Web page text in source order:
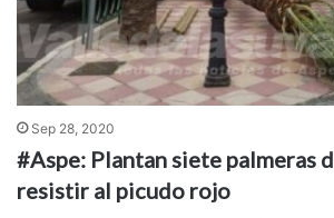
Sep 28, 2020
#Aspe: Plantan siete palmeras
resistir al picudo rojo